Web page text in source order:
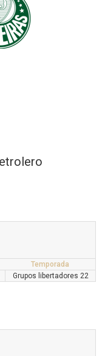
Temporada
Grupos libertadores 22